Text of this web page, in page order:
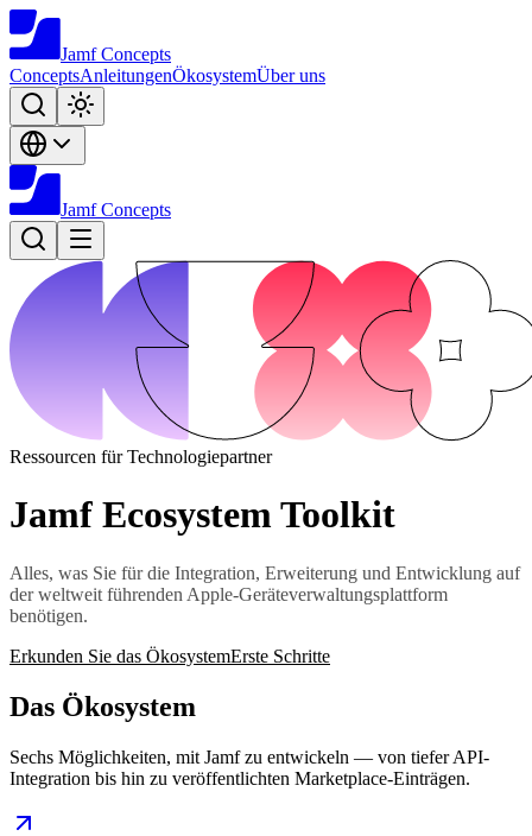
Jamf Concepts
ConceptsAnleitungenÖkosystemÜber uns
Jamf Concepts
Ressourcen für Technologiepartner
Jamf Ecosystem Toolkit
Alles, was Sie für die Integration, Erweiterung und Entwicklung auf
der weltweit führenden Apple-Geräteverwaltungsplattform
benötigen.
Erkunden Sie das ÖkosystemErste Schritte
Das Ökosystem
Sechs Möglichkeiten, mit Jamf zu entwickeln — von tiefer API-
Integration bis hin zu veröffentlichten Marketplace-Einträgen.